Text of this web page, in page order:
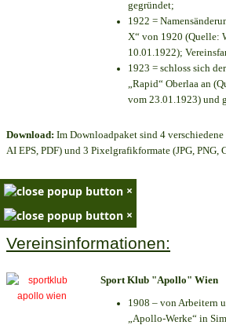
gegründet;
1922 =
X“ von 1920 (Quelle:
10.01.1922);
1923 = schloss sich
„Rapid“ Oberlaa an
vom 23.01.1923) und
Download: Im Downloadpaket sind 4
AI EPS, PDF) und 3 Pixelgrafikformate (JPG, PNG,
×
×
Vereinsinformationen:
Sport Klub "Apollo" Wien
1908 – von Arbeitern
„Apollo-Werke“ in